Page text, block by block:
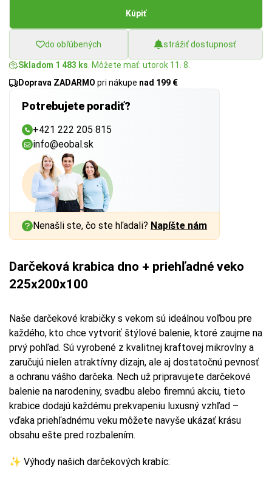
Kúpiť
do obľúbených strážiť dostupnosť
Skladom 1 483 ks . Môžete mať: utorok 11. 8.
Doprava ZADARMO pri nákupe nad 199 €
Potrebujete poradiť?
+421 222 205 815
info@eobal.sk
Nenašli ste, čo ste hľadali? Napíšte nám
Darčeková krabica dno + priehľadné veko
225x200x100
Naše darčekové krabičky s vekom sú ideálnou voľbou pre
každého, kto chce vytvoriť štýlové balenie, ktoré zaujme na
prvý pohľad. Sú vyrobené z kvalitnej kraftovej mikrovlny a
zaručujú nielen atraktívny dizajn, ale aj dostatočnú pevnosť
a ochranu vášho darčeka. Nech už pripravujete darčekové
balenie na narodeniny, svadbu alebo firemnú akciu, tieto
krabice dodajú každému prekvapeniu luxusný vzhľad –
vďaka priehľadnému veku môžete navyše ukázať krásu
obsahu ešte pred rozbalením.
✨ Výhody našich darčekových krabíc: